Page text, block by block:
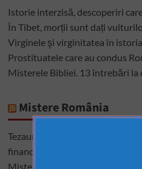
Istorie interzisă, descoperiri
În Tibet, morții sunt dați
Virginele şi virginitatea în
Prostituatele care au condus
Misterele Bibliei. 13 întrebări la
Mistere România
Tezaurul României de la
financiar din istoria României
Misterele lui Ștefan cel Mare –